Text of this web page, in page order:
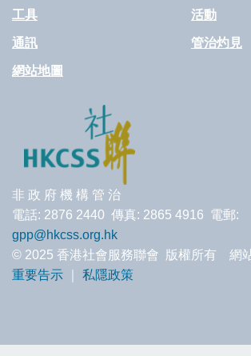
工具 活動
通訊 管治灼見
網站地圖
非 政 府 機 構 管 治
電話: 2876 2440 傳真: 2865 4916 電郵:
gpp@hkcss.org.hk
© 2025 香港社會服務聯會 版權所有 網
重要告示
私隱政策